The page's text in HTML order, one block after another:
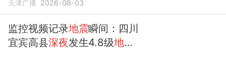
天津广播 2026-08-03
监控视频记录地震瞬间：四川
宜宾高县深夜发生4.8级地